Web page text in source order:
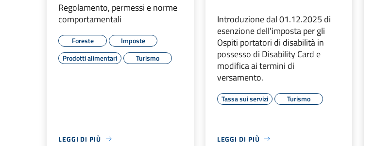
Regolamento, permessi e norme
comportamentali
Foreste
Imposte
Prodotti alimentari
Turismo
LEGGI DI PIÙ
Introduzione dal 01.12.2025 di
esenzione dell'imposta per gli
Ospiti portatori di disabilità in
possesso di Disability Card e
modifica ai termini di
versamento.
Tassa sui servizi Turismo
LEGGI DI PIÙ